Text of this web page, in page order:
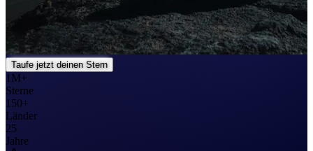
Taufe jetzt deinen Stern
1M+
Sterne
150+
Länder
25
Jahre